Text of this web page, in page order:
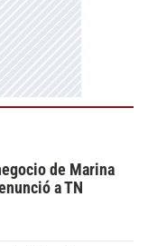
de Marina
a TN